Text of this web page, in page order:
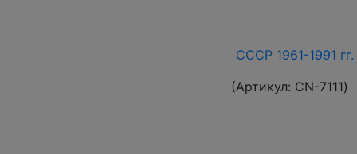
СССР 1961-1991
(Артикул: СN-7111)